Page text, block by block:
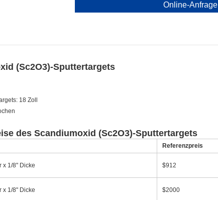
Online-Anfrage
(Sc2O3)-Sputtertargets
18 Zoll
des Scandiumoxid (Sc2O3)-Sputtertargets
Referenzpreis
x 1/8" Dicke $912
x 1/8" Dicke $2000